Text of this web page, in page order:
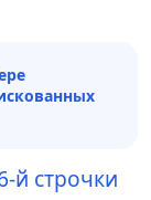
й строчки